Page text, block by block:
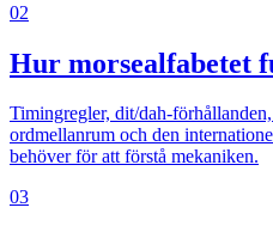
02
Hur morsealfabetet
Timingregler, dit/dah-
ordmellanrum och den
behöver för att förstå mekaniken.
03